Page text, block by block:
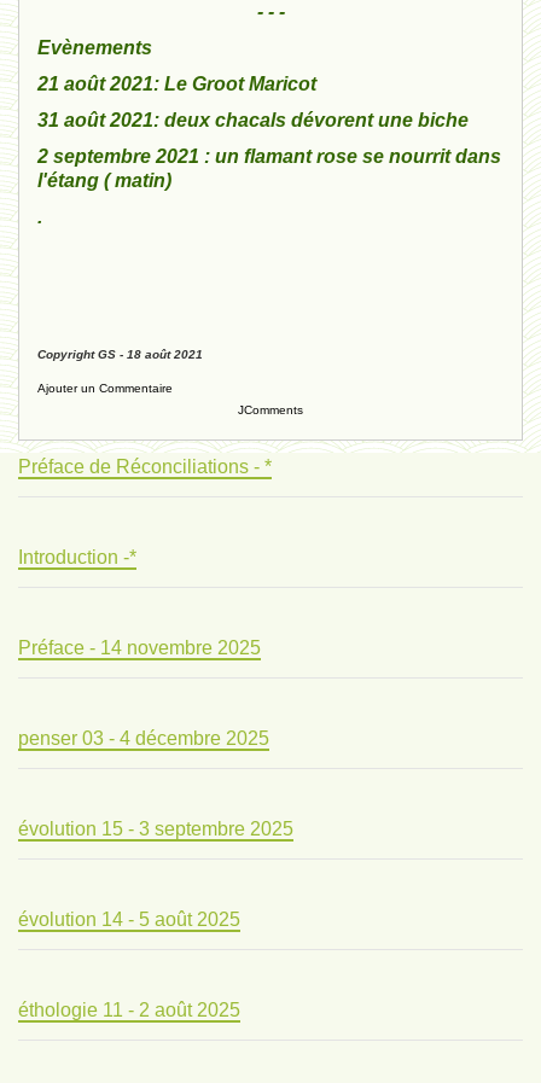
- - -
Evènements
21 août 2021: Le Groot Maricot
31 août 2021: deux chacals dévorent une biche
2 septembre 2021 : un flamant rose se nourrit dans
l'étang ( matin)
.
Copyright GS - 18 août 2021
Ajouter un Commentaire
JComments
Préface de Réconciliations - *
Introduction -*
Préface - 14 novembre 2025
penser 03 - 4 décembre 2025
évolution 15 - 3 septembre 2025
évolution 14 - 5 août 2025
éthologie 11 - 2 août 2025